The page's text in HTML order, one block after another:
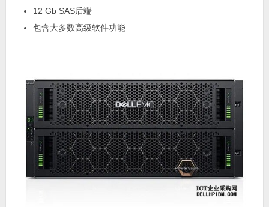
12 Gb SAS后端
包含大多数高级软件功能